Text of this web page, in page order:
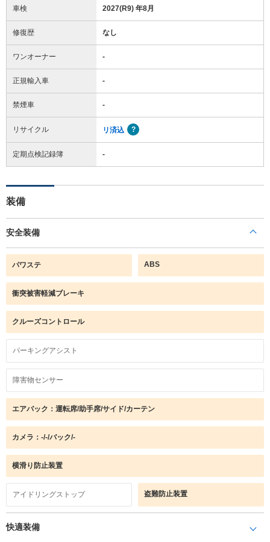
車検 2027(R9) 年8月
修復歴 なし
ワンオーナー -
正規輸入車 -
禁煙車 -
リサイクル リ済込
定期点検記録簿 -
装備
安全装備
パワステ ABS
衝突被害軽減ブレーキ
クルーズコントロール
パーキングアシスト
障害物センサー
エアバック：運転席/助手席/サイド/カーテン
カメラ：-/-/バック/-
横滑り防止装置
アイドリングストップ 盗難防止装置
快適装備